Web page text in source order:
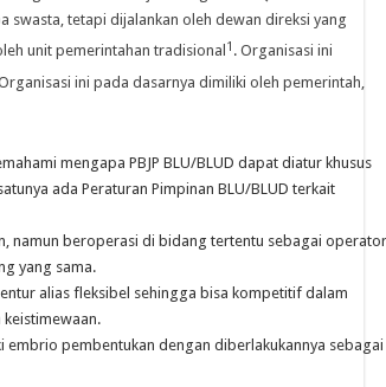
swasta, tetapi dijalankan oleh dewan direksi yang
unit pemerintahan tradisional 1 . Organisasi ini
ini pada dasarnya dimiliki oleh pemerintah,
mengapa PBJP BLU/BLUD dapat diatur khusus
ada Peraturan Pimpinan BLU/BLUD terkait
namun beroperasi di bidang tertentu sebagai operator
yang sama.
alias fleksibel sehingga bisa kompetitif dalam
keistimewaan.
embrio pembentukan dengan diberlakukannya sebagai